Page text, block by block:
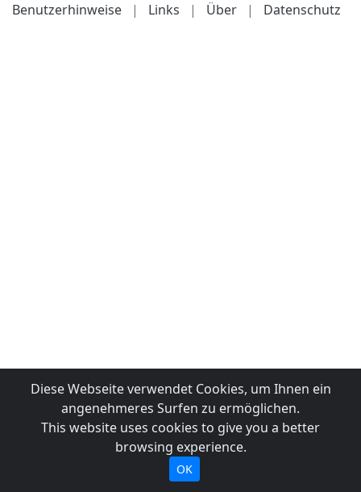
Benutzerhinweise
| Links | Über | Datenschutz
Diese Webseite verwendet Cookies, um Ihnen ein
angenehmeres Surfen zu ermöglichen.
This website uses cookies to give you a better
browsing experience.
OK